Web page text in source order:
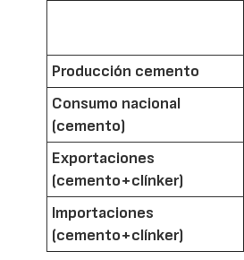
Producción cemento
Consumo nacional
(cemento)
Exportaciones
(cemento+clínker)
Importaciones
(cemento+clínker)